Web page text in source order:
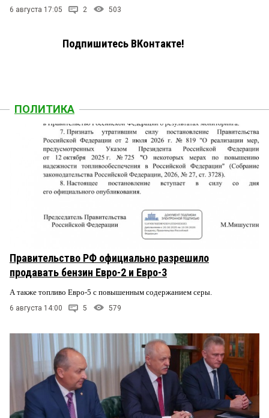
6 августа 17:05 2 503
Подпишитесь ВКонтакте!
ПОЛИТИКА
Правительство РФ официально разрешило
продавать бензин Евро-2 и Евро-3
А также топливо Евро-5 с повышенным содержанием серы.
6 августа 14:00 5 579